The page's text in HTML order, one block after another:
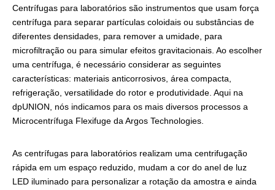
Centrífugas para laboratórios são instrumentos que usam força
centrífuga para separar partículas coloidais ou substâncias de
diferentes densidades, para remover a umidade, para
microfiltração ou para simular efeitos gravitacionais. Ao escolher
uma centrífuga, é necessário considerar as seguintes
características: materiais anticorrosivos, área compacta,
refrigeração, versatilidade do rotor e produtividade. Aqui na
dpUNION, nós indicamos para os mais diversos processos a
Microcentrífuga Flexifuge da Argos Technologies.
As centrífugas para laboratórios realizam uma centrifugação
rápida em um espaço reduzido, mudam a cor do anel de luz
LED iluminado para personalizar a rotação da amostra e ainda